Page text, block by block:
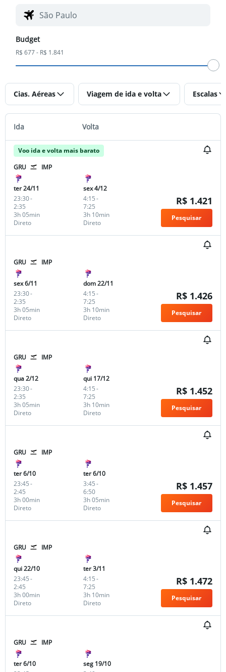
Budget
R$ 677 - R$ 1.841
Cias. Aéreas Viagem de ida e volta Escalas
Ida Volta
Voo ida e volta mais barato
GRU
IMP
ter 24/11
23:30-
2:35
Direto
3h 05min
sex 4/12
4:15-
7:25
Direto
3h 10min
R$ 1.421
Pesquisar
GRU IMP
sex 6/11
23:30-
2:35
Direto
3h 05min
dom 22/11
4:15-
7:25
Direto
3h 10min
R$ 1.426
Pesquisar
GRU IMP
qua 2/12
23:30-
2:35
Direto
3h 05min
qui 17/12
4:15-
7:25
Direto
3h 10min
R$ 1.452
Pesquisar
GRU IMP
ter 6/10
23:45-
2:45
Direto
3h 00min
ter 6/10
3:45-
6:50
Direto
3h 05min
R$ 1.457
Pesquisar
GRU IMP
qui 22/10
23:45-
2:45
Direto
3h 00min
ter 3/11
4:15-
7:25
Direto
3h 10min
R$ 1.472
Pesquisar
GRU IMP
ter 6/10
seg 19/10